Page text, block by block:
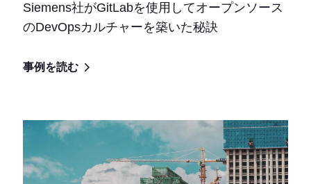
Siemens社がGitLabを使用してオープンソース
のDevOpsカルチャーを築いた秘訣
事例を読む